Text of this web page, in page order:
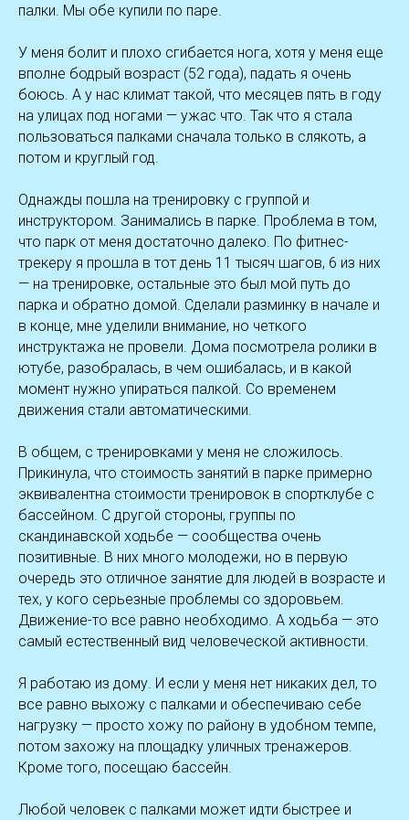
палки. Мы обе купили по паре.
У меня болит и плохо сгибается нога, хотя у меня еще
вполне бодрый возраст (52 года), падать я очень
боюсь. А у нас климат такой, что месяцев пять в году
на улицах под ногами — ужас что. Так что я стала
пользоваться палками сначала только в слякоть, а
потом и круглый год.
Однажды пошла на тренировку с группой и
инструктором. Занимались в парке. Проблема в том,
что парк от меня достаточно далеко. По фитнес-
трекеру я прошла в тот день 11 тысяч шагов, 6 из них
— на тренировке, остальные это был мой путь до
парка и обратно домой. Сделали разминку в начале и
в конце, мне уделили внимание, но четкого
инструктажа не провели. Дома посмотрела ролики в
ютубе, разобралась, в чем ошибалась, и в какой
момент нужно упираться палкой. Со временем
движения стали автоматическими.
В общем, с тренировками у меня не сложилось.
Прикинула, что стоимость занятий в парке примерно
эквивалентна стоимости тренировок в спортклубе с
бассейном. С другой стороны, группы по
скандинавской ходьбе — сообщества очень
позитивные. В них много молодежи, но в первую
очередь это отличное занятие для людей в возрасте и
тех, у кого серьезные проблемы со здоровьем.
Движение-то все равно необходимо. А ходьба — это
самый естественный вид человеческой активности.
Я работаю из дому. И если у меня нет никаких дел, то
все равно выхожу с палками и обеспечиваю себе
нагрузку — просто хожу по району в удобном темпе,
потом захожу на площадку уличных тренажеров.
Кроме того, посещаю бассейн.
Любой человек с палками может идти быстрее и